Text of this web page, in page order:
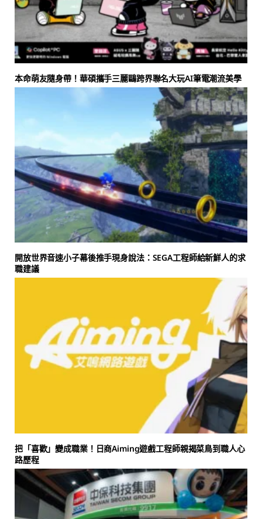
本命萌友隨身帶！華碩攜手三麗鷗跨界聯名大玩AI筆電潮流美學
開放世界音速小子幕後推手現身說法：SEGA工程師給新鮮人的求
職建議
把「喜歡」變成職業！日商Aiming遊戲工程師親揭菜鳥到職人心
路歷程